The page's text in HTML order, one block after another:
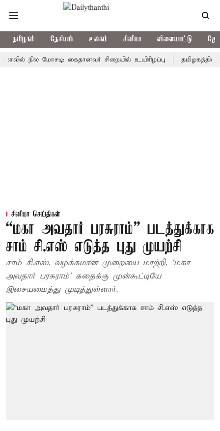
தமிழகம் தேசியம் உலகம் சினிமா விளையாட்டு
நில மோசடி: கைதானவர் சிறையில் உயிரிழப்பு தமிழகத்தில்
சினிமா செய்திகள்
“மகா அவதார் பரசுராம்” படத்துக்காக
சாம் சி.எஸ் எடுத்த புது முயற்சி
சாம் சி.எஸ். வழக்கமான முறையை மாற்றி, ‘மகா
அவதார் பரசுராம்’ கதைக்கு முன்கூட்டியே
இசையமைத்து முடித்துள்ளார்.